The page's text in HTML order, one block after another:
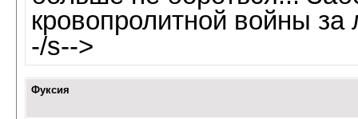
кровопролитной войны
-/s-->
Фуксия